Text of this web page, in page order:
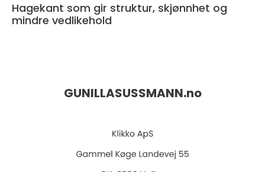
Hagekant som gir struktur, skjønnhet og
mindre vedlikehold
GUNILLASUSSMANN.no